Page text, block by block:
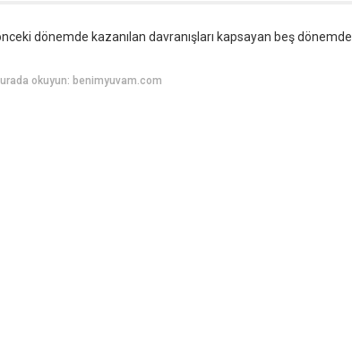
dönemde kazanılan davranışları kapsayan beş dönemde
okuyun: benimyuvam.com